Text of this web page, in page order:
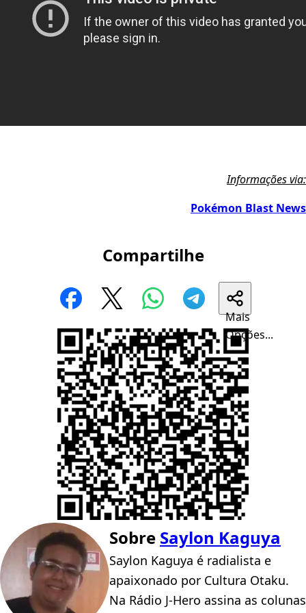
Informações via:
Pokémon Blast News
Compartilhe
Mais
Opções...
Sobre Saylon Kaguya
Saylon Kaguya é radialista e
apaixonado por Cultura Otaku.
Na Rádio J-Hero assina as colunas